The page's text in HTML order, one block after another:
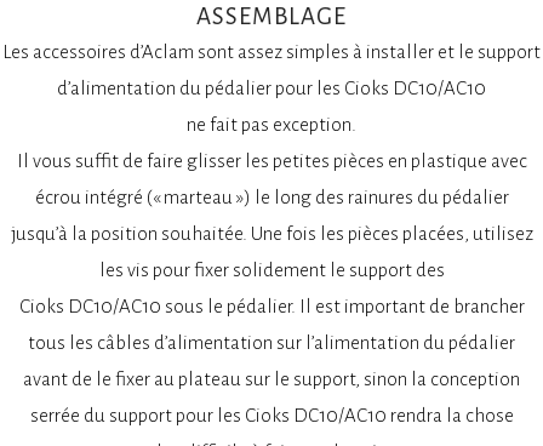
ASSEMBLAGE
Les accessoires d’Aclam sont assez simples à installer et le support
d’alimentation du pédalier pour les Cioks DC10/AC10
ne fait pas exception.
Il vous suffit de faire glisser les petites pièces en plastique avec
écrou intégré (« marteau ») le long des rainures du pédalier
jusqu’à la position souhaitée. Une fois les pièces placées, utilisez
les vis pour fixer solidement le support des
Cioks DC10/AC10 sous le pédalier. Il est important de brancher
tous les câbles d’alimentation sur l’alimentation du pédalier
avant de le fixer au plateau sur le support, sinon la conception
serrée du support pour les Cioks DC10/AC10 rendra la chose